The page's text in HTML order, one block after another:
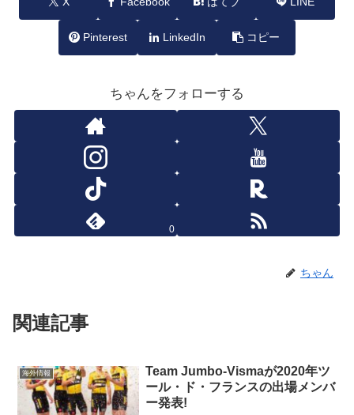
Pinterest LinkedIn コピー
ちゃんをフォローする
0
ちゃん
関連記事
海外情報
Team Jumbo-Vismaが2020年ツ
ール・ド・フランスの出場メンバ
ー発表!